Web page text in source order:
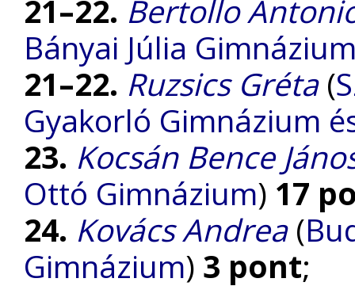
21–22. Bertollo
Bányai Júlia
21–22. Ruzsics Gréta(
Gyakorló Gimnázium
23. Kocsán Bence
Ottó Gimnázium) 17
24. Kovács Andrea(
Gimnázium) 3 pont;